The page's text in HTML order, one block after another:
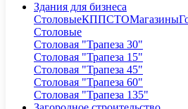
Здания для бизнеса
СтоловыеКППСТОМагазины
Столовые
Столовая "Трапеза 30"
Столовая "Трапеза 15"
Столовая "Трапеза 45"
Столовая "Трапеза 60"
Столовая "Трапеза 135"